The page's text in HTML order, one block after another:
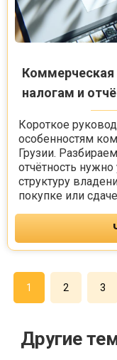
налогам и
Короткое
особенностям
Грузии.
отчётность
структуру
покупке или
1 2 3
Другие